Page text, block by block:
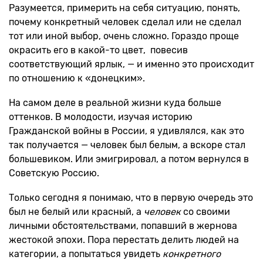
Разумеется, примерить на себя ситуацию, понять,
почему конкретный человек сделал или не сделал
тот или иной выбор, очень сложно. Гораздо проще
окрасить его в какой-то цвет, повесив
соответствующий ярлык, — и именно это происходит
по отношению к «донецким».
На самом деле в реальной жизни куда больше
оттенков. В молодости, изучая историю
Гражданской войны в России, я удивлялся, как это
так получается — человек был белым, а вскоре стал
большевиком. Или эмигрировал, а потом вернулся в
Советскую Россию.
Только сегодня я понимаю, что в первую очередь это
был не белый или красный, а человексо своими
личными обстоятельствами, попавший в жернова
жестокой эпохи. Пора перестать делить людей на
категории, а попытаться увидеть конкретного